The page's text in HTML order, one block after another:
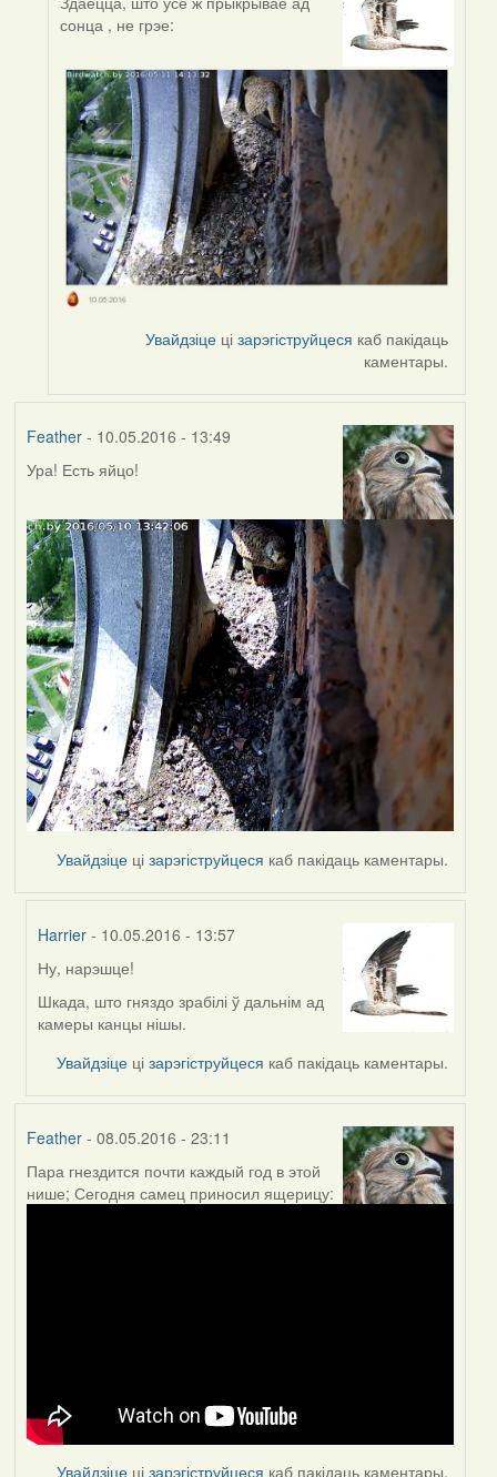
In
reply
by
Harrier
сонца , не грэе:
Увайдзіце цізарэгіструйцеся каб пакідаць
каментары.
Feather- 10.05.2016 - 13:49
Ура! Есть яйцо!
Увайдзіце цізарэгіструйцеся каб пакідаць каментары.
Harrier - 10.05.2016 - 13:57
In
reply
to
Feather
Ну, нарэшце!
Шкада, што гняздо зрабілі ў дальнім ад
камеры канцы нішы.
Увайдзіце цізарэгіструйцеся каб пакідаць каментары.
Feather- 08.05.2016 - 23:11
Пара гнездится почти каждый год в этой
нише; Сегодня самец приносил ящерицу:
Увайдзіце цізарэгіструйцеся каб пакідаць каментары.